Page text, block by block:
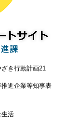
き行動計画21
進企業等知事表
生活